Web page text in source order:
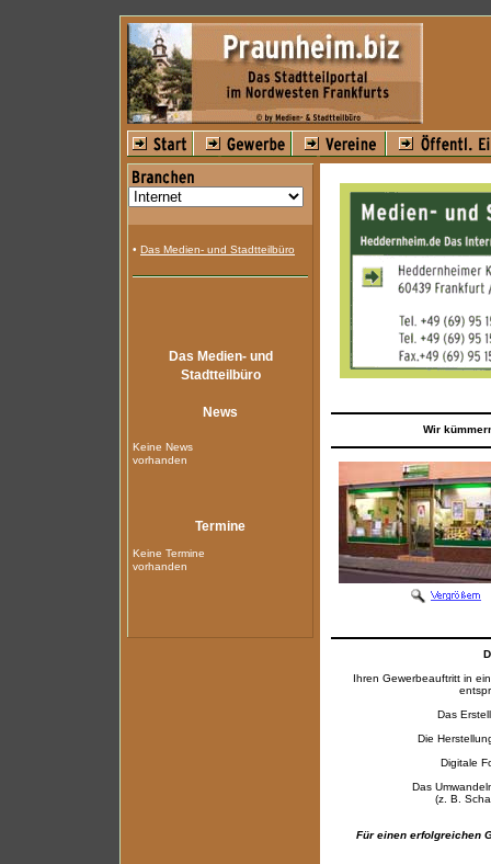
• Das Medien- und Stadtteilbüro
Das Medien- und
Stadtteilbüro
News
Keine News
vorhanden
Termine
Keine Termine
vorhanden
Wir
Ihren Gewerbeauftritt in
Das
Die
Digitale
Das
(z. B.
Für einen erfolgreichen